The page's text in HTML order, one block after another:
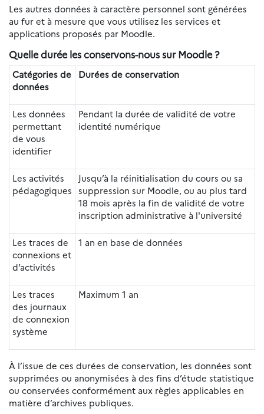
Les autres données à caractère personnel sont générées
au fur et à mesure que vous utilisez les services et
applications proposés par Moodle.
Quelle durée les conservons-nous sur Moodle ?
Catégories de
données
Durées de conservation
Les données
permettant
de vous
identifier
Pendant la durée de validité de votre
identité numérique
Les activités
pédagogiques
Jusqu’à la réinitialisation du cours ou sa
suppression sur Moodle, ou au plus tard
18 mois après la fin de validité de votre
inscription administrative à l'université
Les traces de
connexions et
d’activités
1 an en base de données
Les traces
des journaux
de connexion
système
Maximum 1 an
À l’issue de ces durées de conservation, les données sont
supprimées ou anonymisées à des fins d’étude statistique
ou conservées conformément aux règles applicables en
matière d’archives publiques.